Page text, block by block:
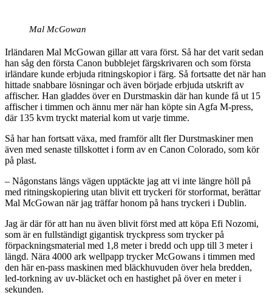
Mal McGowan
Irländaren Mal McGowan gillar att vara först. Så har det varit sedan
han såg den första Canon bubblejet färgskrivaren och som första
irländare kunde erbjuda ritningskopior i färg. Så fortsatte det när han
hittade snabbare lösningar och även började erbjuda utskrift av
affischer. Han gladdes över en Durstmaskin där han kunde få ut 15
affischer i timmen och ännu mer när han köpte sin Agfa M-press,
där 135 kvm tryckt material kom ut varje timme.
Så har han fortsatt växa, med framför allt fler Durstmaskiner men
även med senaste tillskottet i form av en Canon Colorado, som kör
på plast.
– Någonstans längs vägen upptäckte jag att vi inte längre höll på
med ritningskopiering utan blivit ett tryckeri för storformat, berättar
Mal McGowan när jag träffar honom på hans tryckeri i Dublin.
Jag är där för att han nu även blivit först med att köpa Efi Nozomi,
som är en fullständigt gigantisk tryckpress som trycker på
förpackningsmaterial med 1,8 meter i bredd och upp till 3 meter i
längd. Nära 4000 ark wellpapp trycker McGowans i timmen med
den här en-pass maskinen med bläckhuvuden över hela bredden,
led-torkning av uv-bläcket och en hastighet på över en meter i
sekunden.